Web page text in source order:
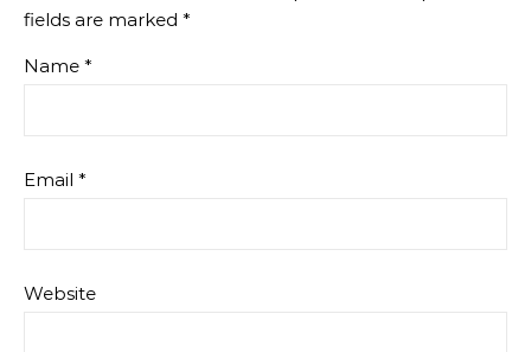
fields are marked *
Name *
Email *
Website